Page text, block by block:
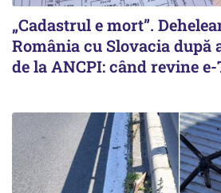
„Cadastrul e mort”.
România cu Slovacia după
de la ANCPI: când revine